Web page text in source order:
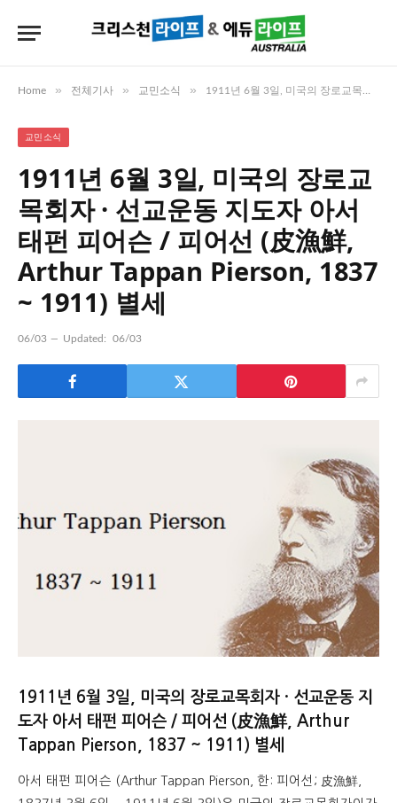
Home » 전체기사 » 교민소식 » 1911년 6월 3일, 미국의 장로교목회자 · 선교운동 지도자 아서 태펀 피어슨 / 피어선 (皮漁鮮, Arthur Tappan Pierson, 1837 ~ 1911) 별세
교민소식
1911년 6월 3일, 미국의 장로교
목회자 · 선교운동 지도자 아서
태펀 피어슨 / 피어선 (皮漁鮮,
Arthur Tappan Pierson, 1837
~ 1911) 별세
06/03 Updated: 06/03
1911년 6월 3일, 미국의 장로교목회자 · 선교운동 지
도자 아서 태펀 피어슨 / 피어선 (皮漁鮮, Arthur
Tappan Pierson, 1837 ~ 1911) 별세
아서 태펀 피어슨 (Arthur Tappan Pierson, 한: 피어선; 皮漁鮮,